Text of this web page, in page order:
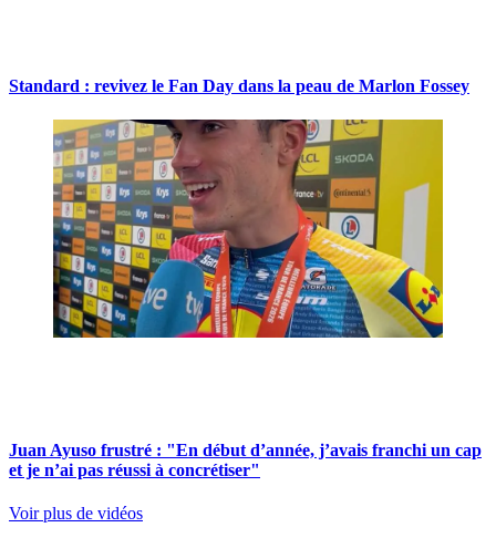
Standard : revivez le Fan Day dans la peau de Marlon Fossey
Juan Ayuso frustré : "En début d’année, j’avais franchi un cap
et je n’ai pas réussi à concrétiser"
Voir plus de vidéos